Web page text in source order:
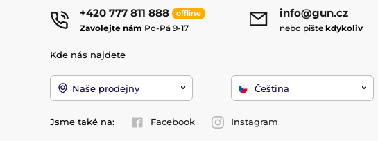
+420 777 811 888 offline
Zavolejte nám Po-Pá 9-17
info@gun.cz
nebo pište kdykoliv
Kde nás najdete
Naše prodejny Čeština
Jsme také na: Facebook Instagram